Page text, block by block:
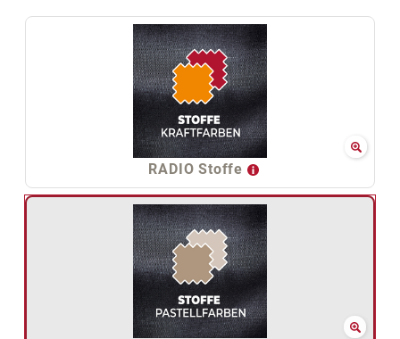
RADIO Stoffe